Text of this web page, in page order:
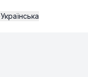
Українська